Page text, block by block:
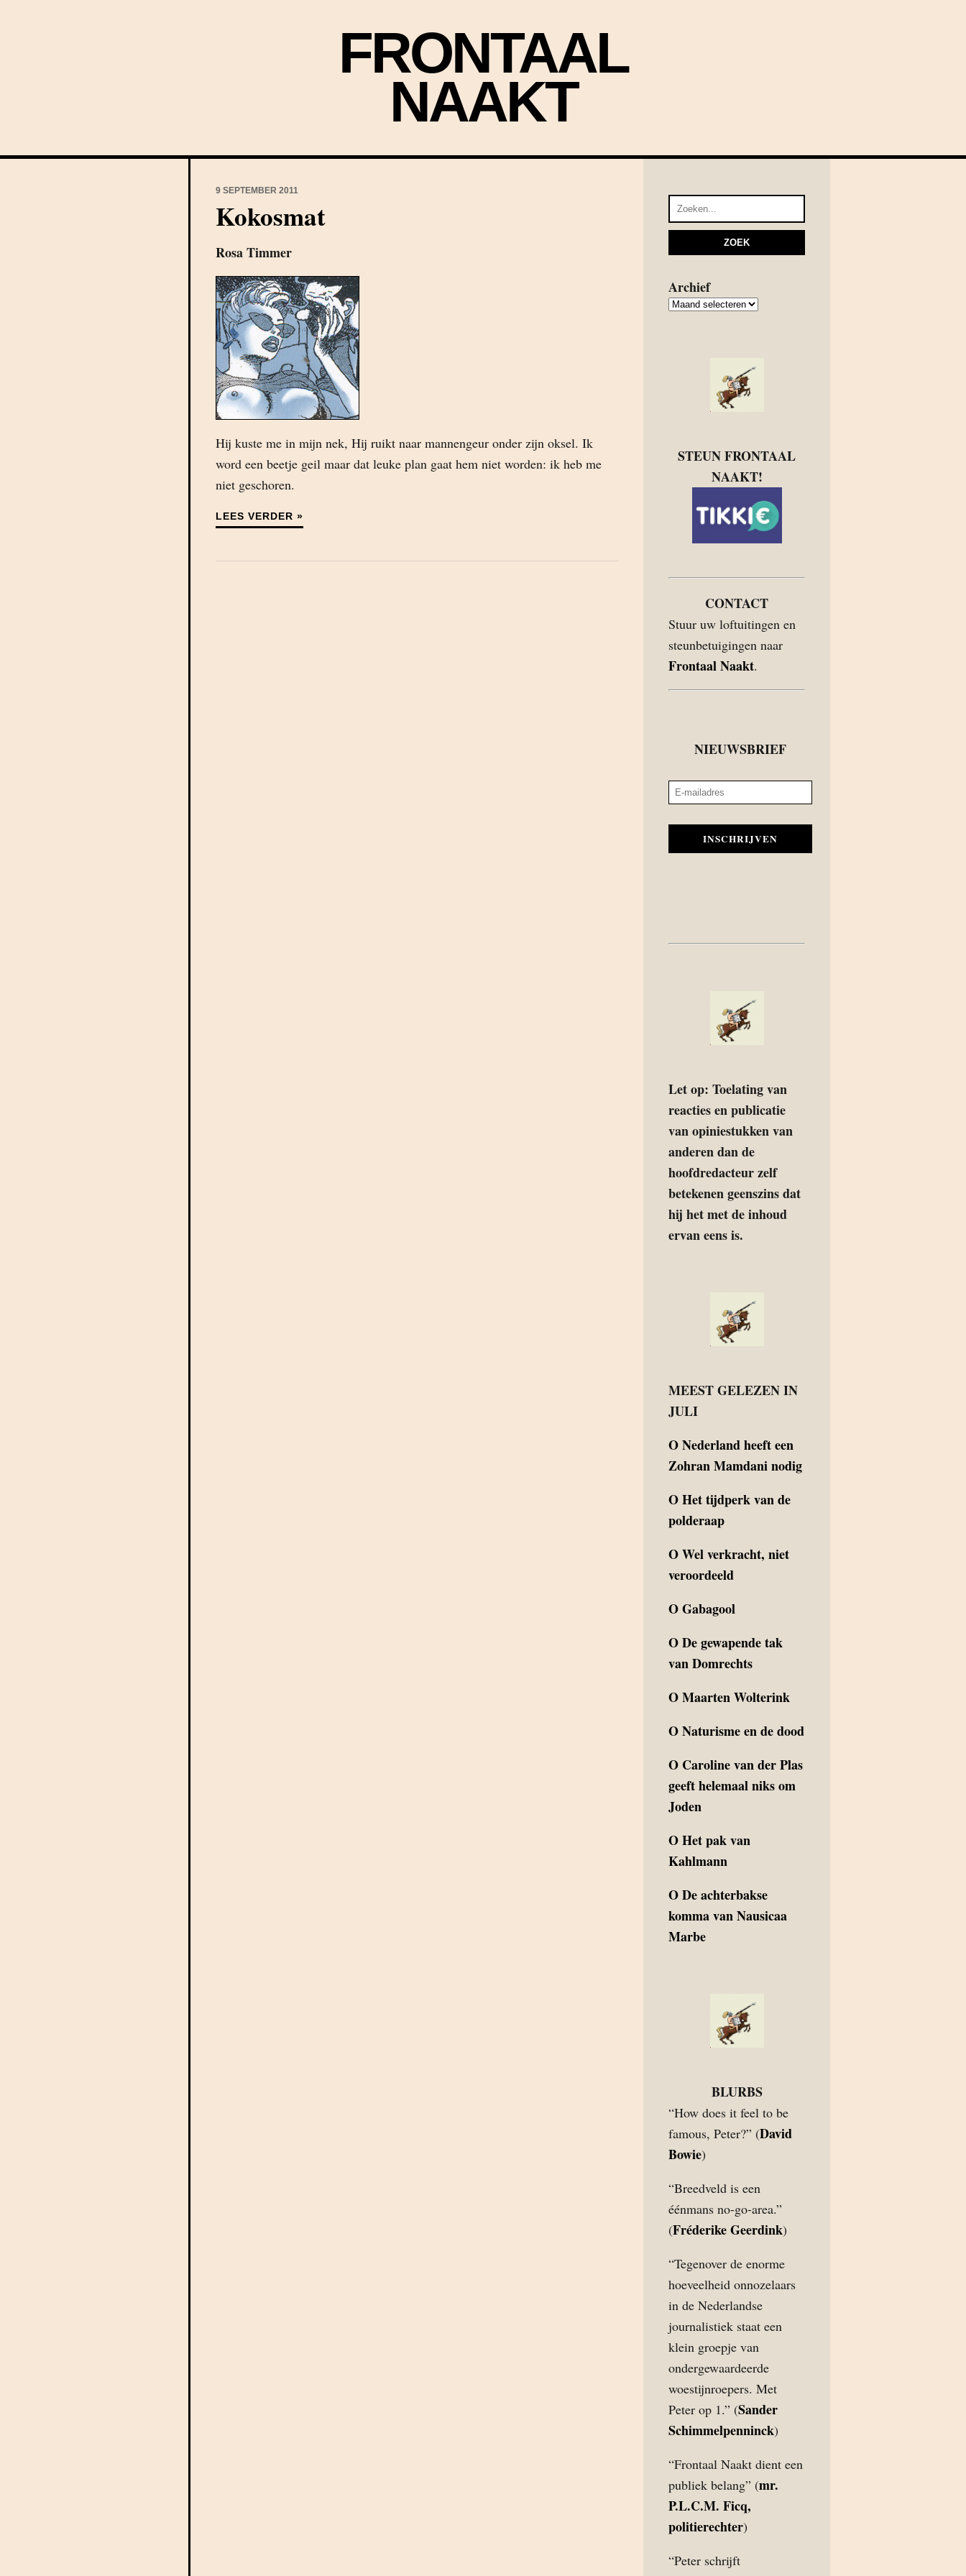
FRONTAAL
NAAKT
9 SEPTEMBER 2011
Kokosmat
Rosa Timmer
Hij kuste me in mijn nek, Hij ruikt naar mannengeur onder zijn oksel. Ik
word een beetje geil maar dat leuke plan gaat hem niet worden: ik heb me
niet geschoren.
LEES VERDER »
Archief
Archief
STEUN FRONTAAL
NAAKT!
CONTACT
Stuur uw loftuitingen en
steunbetuigingen naar
Frontaal Naakt.
NIEUWSBRIEF
INSCHRIJVEN
Let op: Toelating van
reacties en publicatie
van opiniestukken van
anderen dan de
hoofdredacteur zelf
betekenen geenszins dat
hij het met de inhoud
ervan eens is.
MEEST GELEZEN IN
JULI
ONederland heeft een
Zohran Mamdani nodig
OHet tijdperk van de
polderaap
OWel verkracht, niet
veroordeeld
OGabagool
ODe gewapende tak
van Domrechts
OMaarten Wolterink
ONaturisme en de dood
O Caroline van der Plas
geeft helemaal niks om
Joden
OHet pak van
Kahlmann
ODe achterbakse
komma van Nausicaa
Marbe
BLURBS
“How does it feel to be
famous, Peter?” (David
Bowie)
“Breedveld is een
éénmans no-go-area.”
(Fréderike Geerdink)
“Tegenover de enorme
hoeveelheid onnozelaars
in de Nederlandse
journalistiek staat een
klein groepje van
ondergewaardeerde
woestijnroepers. Met
Peter op 1.” (Sander
Schimmelpenninck)
“Frontaal Naakt dient een
publiek belang” (mr.
P.L.C.M. Ficq,
politierechter)
“Peter schrijft